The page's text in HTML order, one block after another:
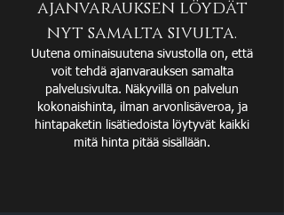
ajanvarauksen löydät
nyt samalta sivulta.
Uutena ominaisuutena sivustolla on, että
voit tehdä ajanvarauksen samalta
palvelusivulta. Näkyvillä on palvelun
kokonaishinta, ilman arvonlisäveroa, ja
hintapaketin lisätiedoista löytyvät kaikki
mitä hinta pitää sisällään.